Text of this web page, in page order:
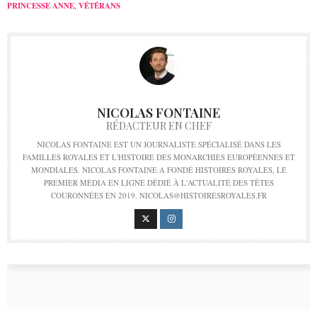
PRINCESSE ANNE VÉTÉRANS
NICOLAS FONTAINE
RÉDACTEUR EN CHEF
NICOLAS FONTAINE EST UN JOURNALISTE SPÉCIALISÉ DANS LES
FAMILLES ROYALES ET L'HISTOIRE DES MONARCHIES EUROPÉENNES ET
MONDIALES. NICOLAS FONTAINE A FONDÉ HISTOIRES ROYALES, LE
PREMIER MÉDIA EN LIGNE DÉDIÉ À L'ACTUALITÉ DES TÊTES
COURONNÉES EN 2019. NICOLAS@HISTOIRESROYALES.FR